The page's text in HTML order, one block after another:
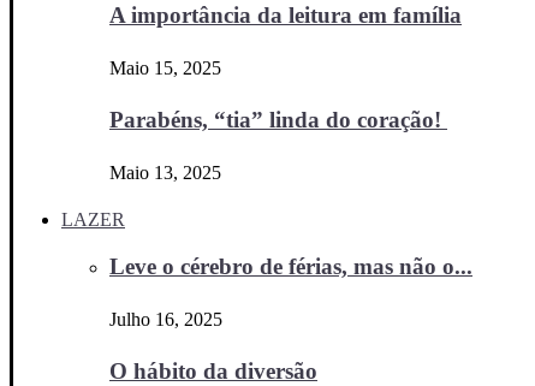
A importância da leitura em família
Maio 15, 2025
Parabéns, “tia” linda do coração!
Maio 13, 2025
LAZER
Leve o cérebro de férias, mas não o...
Julho 16, 2025
O hábito da diversão